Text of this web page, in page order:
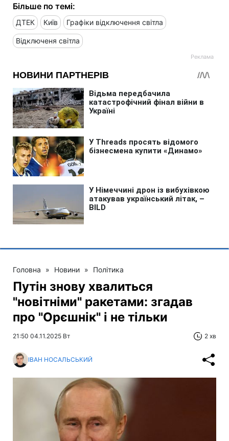
Більше по темі:
ДТЕК Київ Графіки відключення світла
Відключеня світла
Головна » Новини » Політика
Путін знову хвалиться
"новітніми" ракетами: згадав
про "Орєшнік" і не тільки
21:50 04.11.2025 Вт 2 хв
ІВАН НОСАЛЬСЬКИЙ